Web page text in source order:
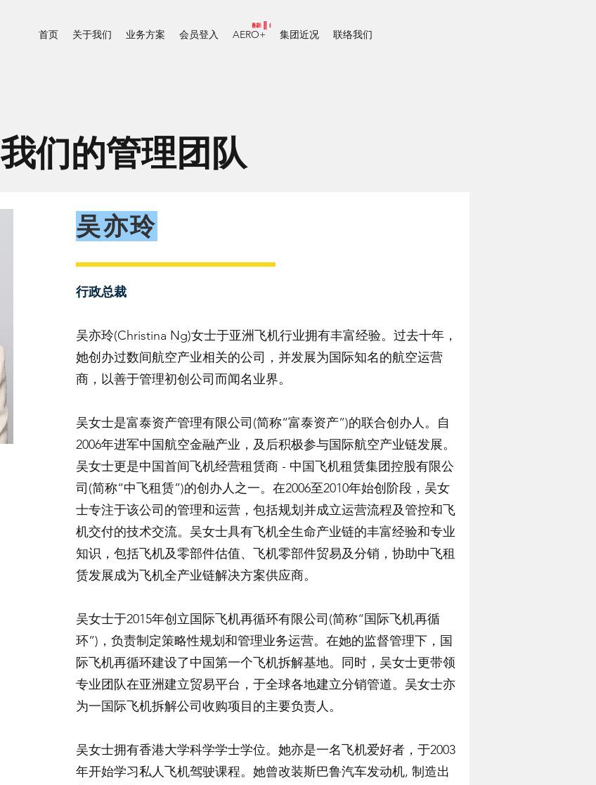
首页 关于我们 业务方案 会员登入 AERO+ 集团近况 联络我们
我们的管理团队
吴亦玲
​行政总裁
吴亦玲(Christina Ng)女士于亚洲飞机行业拥有丰富经验。过去十年，
她创办过数间航空产业相关的公司，并发展为国际知名的航空运营
商，以善于管理初创公司而闻名业界。
吴女士是富泰资产管理有限公司(简称“富泰资产”)的联合创办人。自
2006年进军中国航空金融产业，及后积极参与国际航空产业链发展。
吴女士更是中国首间飞机经营租赁商 - 中国飞机租赁集团控股有限公
司(简称“中飞租赁”)的创办人之一。在2006至2010年始创阶段，吴女
士专注于该公司的管理和运营，包括规划并成立运营流程及管控和飞
机交付的技术交流。吴女士具有飞机全生命产业链的丰富经验和专业
知识，包括飞机及零部件估值、飞机零部件贸易及分销，协助中飞租
赁发展成为飞机全产业链解决方案供应商。
吴女士于2015年创立国际飞机再循环有限公司(简称“国际飞机再循
环”)，负责制定策略性规划和管理业务运营。在她的监督管理下，国
际飞机再循环建设了中国第一个飞机拆解基地。同时，吴女士更带领
专业团队在亚洲建立贸易平台，于全球各地建立分销管道。吴女士亦
为一国际飞机拆解公司收购项目的主要负责人。
吴女士拥有香港大学科学学士学位。她亦是一名飞机爱好者，于2003
年开始学习私人飞机驾驶课程。她曾改装斯巴鲁汽车发动机, 制造出